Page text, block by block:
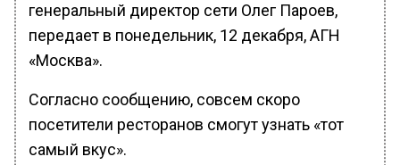
генеральный директор сети Олег Пароев,
передает в понедельник, 12 декабря, АГН
«Москва».
Согласно сообщению, совсем скоро
посетители ресторанов смогут узнать «тот
самый вкус».